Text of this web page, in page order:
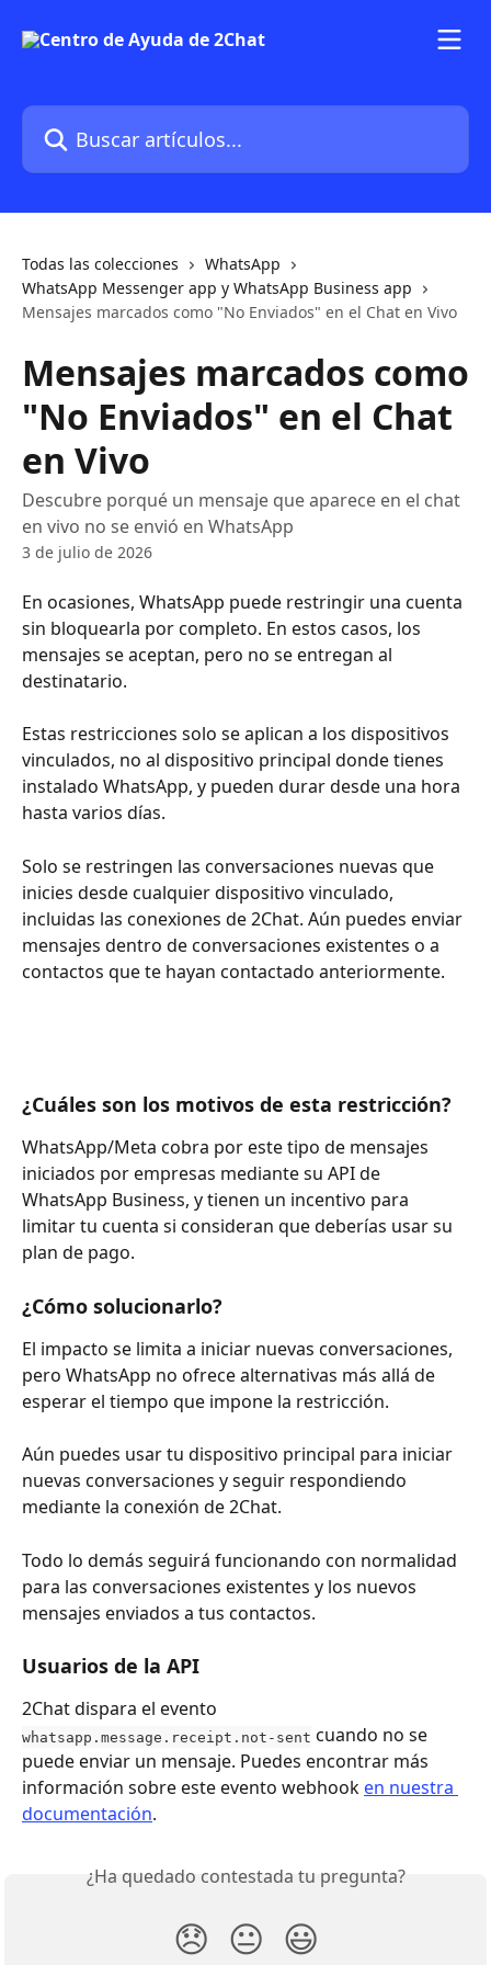
Buscar artículos...
Todas las colecciones
WhatsApp
WhatsApp Messenger app y WhatsApp Business app
Mensajes marcados como "No Enviados" en el Chat en Vivo
Mensajes marcados como
"No Enviados" en el Chat
en Vivo
Descubre porqué un mensaje que aparece en el chat
en vivo no se envió en WhatsApp
3 de julio de 2026
En ocasiones, WhatsApp puede restringir una cuenta
sin bloquearla por completo. En estos casos, los
mensajes se aceptan, pero no se entregan al
destinatario.
Estas restricciones solo se aplican a los dispositivos
vinculados, no al dispositivo principal donde tienes
instalado WhatsApp, y pueden durar desde una hora
hasta varios días.
Solo se restringen las conversaciones nuevas que
inicies desde cualquier dispositivo vinculado,
incluidas las conexiones de 2Chat. Aún puedes enviar
mensajes dentro de conversaciones existentes o a
contactos que te hayan contactado anteriormente.
¿Cuáles son los motivos de esta restricción?
WhatsApp/Meta cobra por este tipo de mensajes
iniciados por empresas mediante su API de
WhatsApp Business, y tienen un incentivo para
limitar tu cuenta si consideran que deberías usar su
plan de pago.
¿Cómo solucionarlo?
El impacto se limita a iniciar nuevas conversaciones,
pero WhatsApp no ​​ofrece alternativas más allá de
esperar el tiempo que impone la restricción.
Aún puedes usar tu dispositivo principal para iniciar
nuevas conversaciones y seguir respondiendo
mediante la conexión de 2Chat.
Todo lo demás seguirá funcionando con normalidad
para las conversaciones existentes y los nuevos
mensajes enviados a tus contactos.
Usuarios de la API
2Chat dispara el evento
whatsapp.message.receipt.not-sent cuando no se
puede enviar un mensaje. Puedes encontrar más
información sobre este evento webhook en nuestra
documentación.
¿Ha quedado contestada tu pregunta?
😞 😐 😃